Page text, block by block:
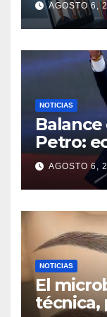
AGOSTO 6,
NOTICIAS
Petro:
AGOSTO 6,
NOTICIAS
El
técnica,